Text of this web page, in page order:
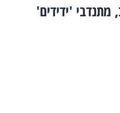
'ידידים'